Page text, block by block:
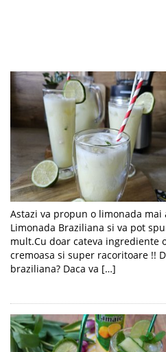
Astazi va propun o limonada mai
Limonada Braziliana si va pot
mult.Cu doar cateva ingrediente
cremoasa si super racoritoare !!
braziliana? Daca va […]